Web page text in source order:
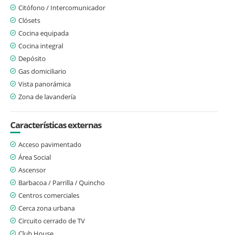
Citófono / Intercomunicador
Clósets
Cocina equipada
Cocina integral
Depósito
Gas domiciliario
Vista panorámica
Zona de lavandería
Características externas
Acceso pavimentado
Área Social
Ascensor
Barbacoa / Parrilla / Quincho
Centros comerciales
Cerca zona urbana
Circuito cerrado de TV